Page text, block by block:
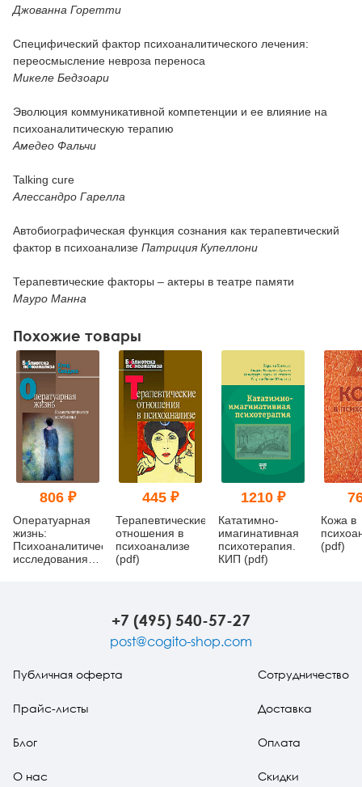
Джованна Горетти
Специфический фактор психоаналитического лечения:
переосмысление невроза переноса
Микеле Бедзоари
Эволюция коммуникативной компетенции и ее влияние на
психоаналитическую терапию
Амедео Фальчи
Talking cure
Алессандро Гарелла
Автобиографическая функция сознания как терапевтический
фактор в психоанализе Патриция Купеллони
Терапевтические факторы – актеры в театре памяти
Мауро Манна
Похожие товары
806 ₽
Оператуарная
жизнь:
Психоаналитические
исследования
445 ₽
Терапевтические
отношения в
психоанализе
(pdf)
1210 ₽
Кататимно-
имагинативная
психотерапия.
КИП (pdf)
Кожа в
(pdf)
+7 (495) 540-57-27
post@cogito-shop.com
Публичная оферта
Прайс-листы
Блог
О нас
Сотрудничество
Доставка
Оплата
Скидки